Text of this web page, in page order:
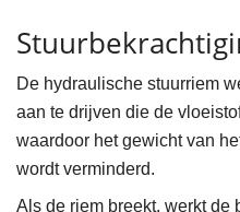
De hydraulische stuurriem
aan te drijven die de
waardoor het gewicht van
wordt verminderd.
Als de riem breekt, werkt de